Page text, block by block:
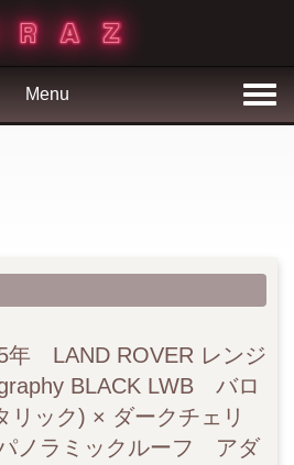
Menu
年 LAND ROVER レンジ
BLACK LWB バロ
リック) × ダークチェリ
ノラミックルーフ アダ